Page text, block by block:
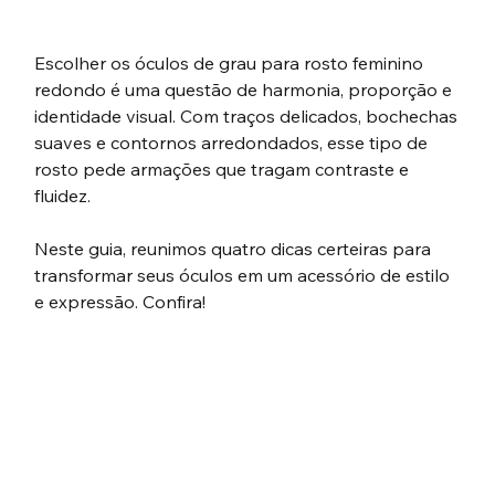
Escolher os óculos de grau para rosto feminino
redondo é uma questão de harmonia, proporção e
identidade visual. Com traços delicados, bochechas
suaves e contornos arredondados, esse tipo de
rosto pede armações que tragam contraste e
fluidez.
Neste guia, reunimos quatro dicas certeiras para
transformar seus óculos em um acessório de estilo
e expressão. Confira!